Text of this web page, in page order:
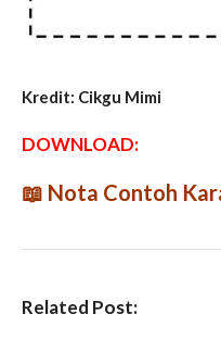
Kredit: Cikgu Mimi
DOWNLOAD:
📖 Nota Contoh
Related Post: